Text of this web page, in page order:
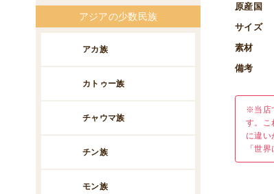
原産国
サイズ
素材
備考
※当店
す。こ
に違い
「世
アジアの少数民族
アカ族
カトゥー族
チャウマ族
チン族
モン族